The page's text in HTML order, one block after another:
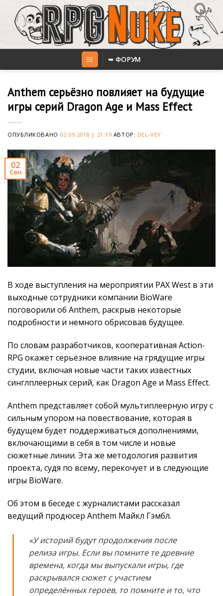
content
➥ ФОРУМ
Anthem серьёзно повлияет на будущие
игры серий Dragon Age и Mass Effect
ОПУБЛИКОВАНО 02.09.2018 | 21:19 АВТОР: DEL-VEY
02
Сен
В ходе выступления на мероприятии PAX West в эти
выходные сотрудники компании BioWare
поговорили об Anthem, раскрыв некоторые
подробности и немного обрисовав будущее.
По словам разработчиков, кооперативная Action-
RPG окажет серьёзное влияние на грядущие игры
студии, включая новые части таких известных
синглплеерных серий, как Dragon Age и Mass Effect.
Anthem представляет собой мультиплеерную игру с
сильным упором на повествование, которая в
будущем будет поддерживаться дополнениями,
включающими в себя в том числе и новые
сюжетные линии. Эта же методология развития
проекта, судя по всему, перекочует и в следующие
игры BioWare.
Об этом в беседе с журналистами рассказал
ведущий продюсер Anthem Майкл Гэмбл.
«У историй будут продолжения после
релиза игры. Если вы помните те древние
времена, когда мы выпускали игры, где
раскрывался сюжет с участием
определённых героев, то помните и то, что